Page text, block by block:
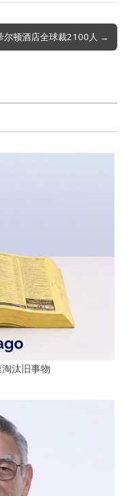
尔顿酒店全球裁2100人 →
汰旧事物